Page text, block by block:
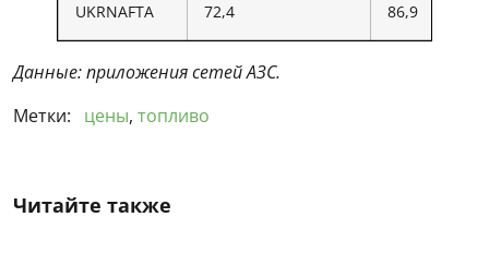
UKRNAFTA 72,4 86,9
Данные: приложения сетей АЗС.
Метки:
цены, топливо
Читайте также